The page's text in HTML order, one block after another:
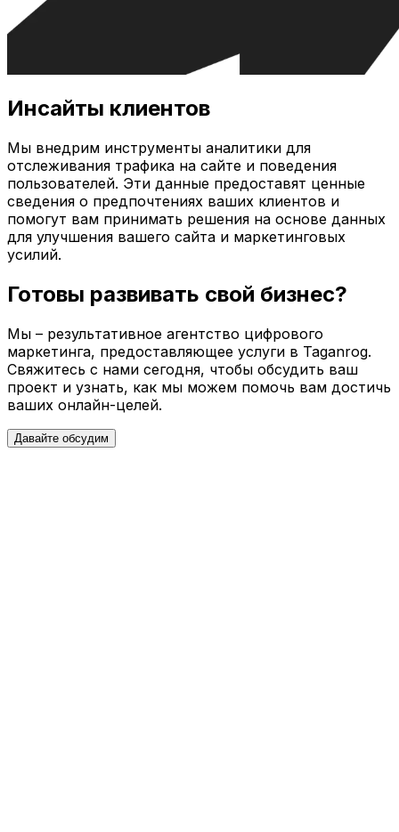
Инсайты клиентов
Мы внедрим инструменты аналитики для
отслеживания трафика на сайте и поведения
пользователей. Эти данные предоставят ценные
сведения о предпочтениях ваших клиентов и
помогут вам принимать решения на основе данных
для улучшения вашего сайта и маркетинговых
усилий.
Готовы развивать свой бизнес?
Мы – результативное агентство цифрового
маркетинга, предоставляющее услуги в Taganrog.
Свяжитесь с нами сегодня, чтобы обсудить ваш
проект и узнать, как мы можем помочь вам достичь
ваших онлайн-целей.
Давайте обсудим